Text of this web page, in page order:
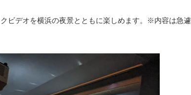
ビデオを横浜の夜景とともに楽しめます。※内容は急遽